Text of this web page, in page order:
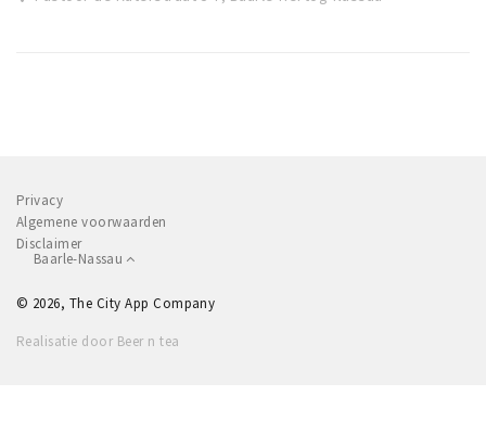
Privacy
Algemene voorwaarden
Disclaimer
Baarle-Nassau
© 2026, The City App Company
Realisatie door Beer n tea